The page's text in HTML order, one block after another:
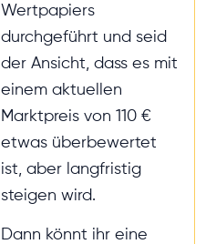
Wertpapiers
durchgeführt und seid
der Ansicht, dass es mit
einem aktuellen
Marktpreis von 110 €
etwas überbewertet
ist, aber langfristig
steigen wird.
Dann könnt ihr eine